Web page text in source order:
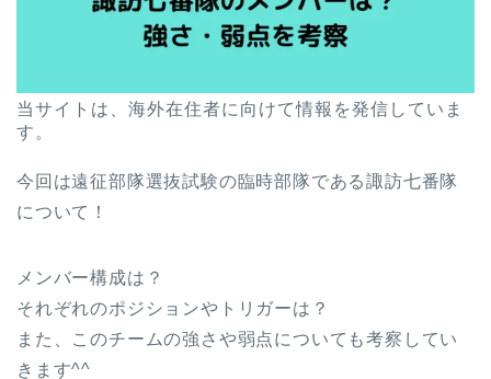
当サイトは、海外在住者に向けて情報を発信していま
す。
今回は遠征部隊選抜試験の臨時部隊である諏訪七番隊
について！
メンバー構成は？
それぞれのポジションやトリガーは？
また、このチームの強さや弱点についても考察してい
きます^^